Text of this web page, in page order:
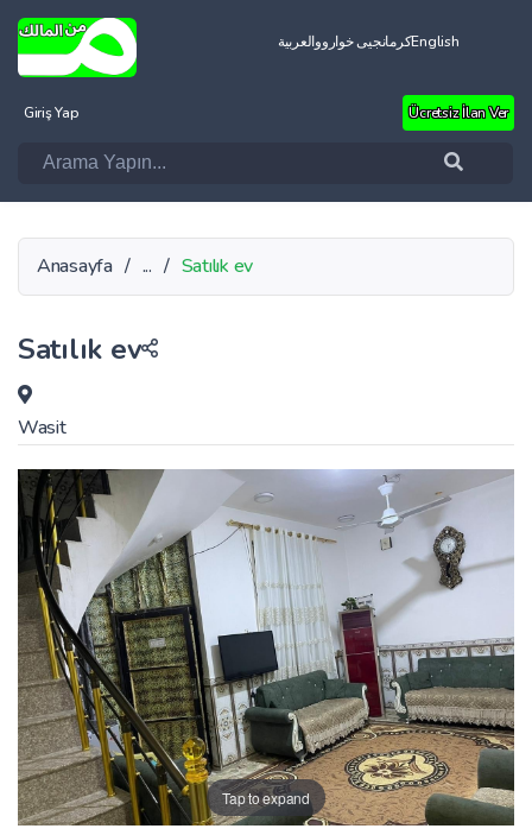
العربيةکرمانجیی خوارووEnglish
Giriş Yap Ücretsiz İlan Ver
Anasayfa / ... / Satılık ev
Satılık ev
Wasit
Tap to expand